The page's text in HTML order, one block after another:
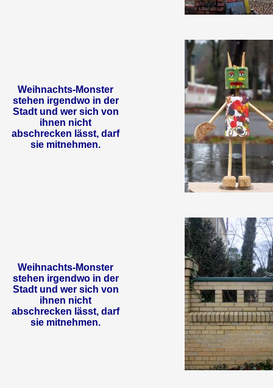
Weihnachts-Monster
stehen irgendwo in der
Stadt und wer sich von
ihnen nicht
abschrecken lässt, darf
sie mitnehmen.
Weihnachts-Monster
stehen irgendwo in der
Stadt und wer sich von
ihnen nicht
abschrecken lässt, darf
sie mitnehmen.